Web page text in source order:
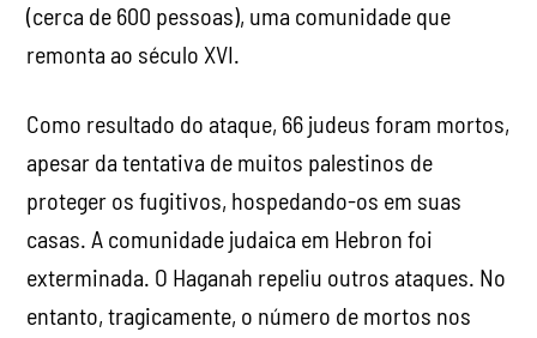
(cerca de 600 pessoas), uma comunidade que
remonta ao século XVI.
Como resultado do ataque, 66 judeus foram mortos,
apesar da tentativa de muitos palestinos de
proteger os fugitivos, hospedando-os em suas
casas. A comunidade judaica em Hebron foi
exterminada. O Haganah repeliu outros ataques. No
entanto, tragicamente, o número de mortos nos